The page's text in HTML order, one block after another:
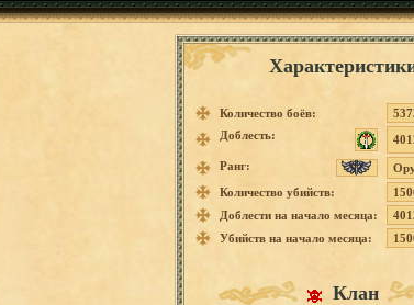
Количество боёв:
Доблесть:
Ранг:
Количество убийств:
Доблести на начало месяца:
Убийств на начало месяца:
Клан